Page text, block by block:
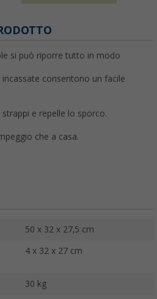
si può riporre tutto in modo
consentono un facile
e repelle lo sporco.
che a casa.
50 x 32 x 27,5 cm
4 x 32 x 27 cm
30 kg